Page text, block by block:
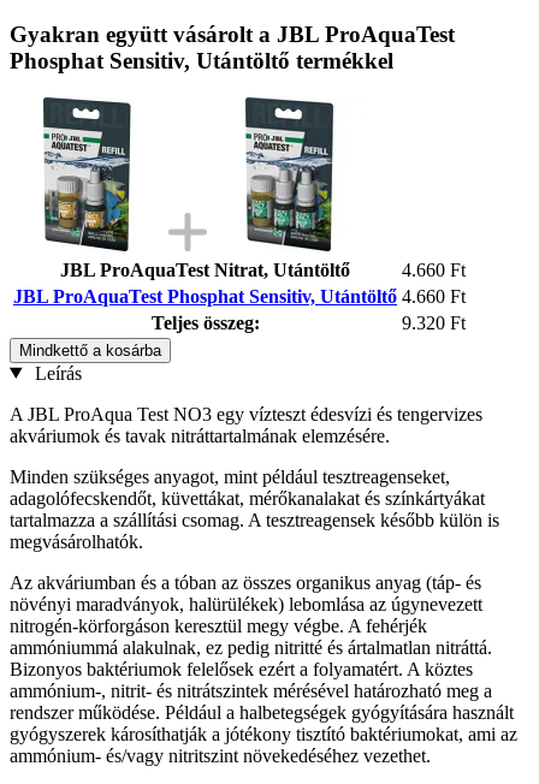
Gyakran együtt vásárolt a JBL ProAquaTest
Phosphat Sensitiv, Utántöltő termékkel
JBL ProAquaTest Nitrat, Utántöltő
4.660 Ft
JBL ProAquaTest Phosphat Sensitiv, Utántöltő 4.660 Ft
Teljes összeg:
9.320 Ft
Mindkettő a kosárba
Leírás
A JBL ProAqua Test NO3 egy vízteszt édesvízi és tengervizes
akváriumok és tavak nitráttartalmának elemzésére.
Minden szükséges anyagot, mint például tesztreagenseket,
adagolófecskendőt, küvettákat, mérőkanalakat és színkártyákat
tartalmazza a szállítási csomag. A tesztreagensek később külön is
megvásárolhatók.
Az akváriumban és a tóban az összes organikus anyag (táp- és
növényi maradványok, halürülékek) lebomlása az úgynevezett
nitrogén-körforgáson keresztül megy végbe. A fehérjék
ammóniummá alakulnak, ez pedig nitritté és ártalmatlan nitráttá.
Bizonyos baktériumok felelősek ezért a folyamatért. A köztes
ammónium-, nitrit- és nitrátszintek mérésével határozható meg a
rendszer működése. Például a halbetegségek gyógyítására használt
gyógyszerek károsíthatják a jótékony tisztító baktériumokat, ami az
ammónium- és/vagy nitritszint növekedéséhez vezethet.